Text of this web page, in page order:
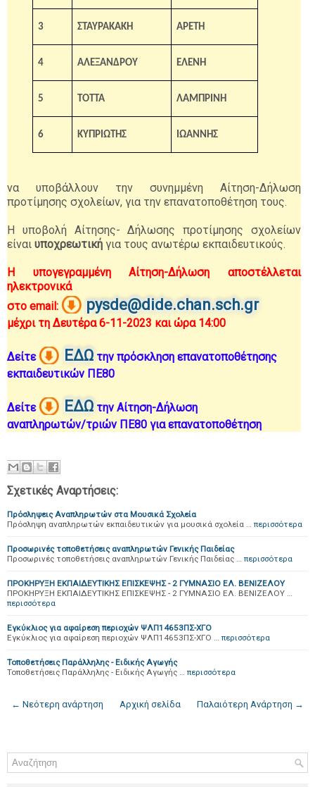
3 ΣΤΑΥΡΑΚΑΚΗ ΑΡΕΤΗ
4 ΑΛΕΞΑΝΔΡΟΥ ΕΛΕΝΗ
5 ΤΟΤΤΑ ΛΑΜΠΡΙΝΗ
6 ΚΥΠΡΙΩΤΗΣ ΙΩΑΝΝΗΣ
να υποβάλλουν την συνημμένη Αίτηση-Δήλωση
προτίμησης σχολείων, για την επανατοποθέτηση τους.
Η υποβολή Αίτησης- Δήλωσης προτίμησης σχολείων
είναι υποχρεωτική για τους ανωτέρω εκπαιδευτικούς.
Η υπογεγραμμένη Αίτηση-Δήλωση αποστέλλεται
ηλεκτρονικά
στο email:
pysde@dide.chan.sch.gr
μέχρι τη Δευτέρα 6-11-2023 και ώρα 14:00
Δείτε ΕΔΩ την πρόσκληση επανατοποθέτησης
εκπαιδευτικών ΠΕ80
Δείτε ΕΔΩ την Αίτηση-Δήλωση
αναπληρωτών/τριών ΠΕ80 για επανατοποθέτηση
Σχετικές Αναρτήσεις:
Πρόσληψεις Αναπληρωτών στα Μουσικά Σχολεία
Πρόσληψη αναπληρωτών εκπαιδευτικών για μουσικά σχολεία … περισσότερα
Προσωρινές τοποθετήσεις αναπληρωτών Γενικής Παιδείας
Προσωρινές τοποθετήσεις αναπληρωτών Γενικής Παιδείας … περισσότερα
ΠΡΟΚΗΡΥΞΗ ΕΚΠΑΙΔΕΥΤΙΚΗΣ ΕΠΙΣΚΕΨΗΣ - 2 ΓΥΜΝΑΣΙΟ ΕΛ. ΒΕΝΙΖΕΛΟΥ
ΠΡΟΚΗΡΥΞΗ ΕΚΠΑΙΔΕΥΤΙΚΗΣ ΕΠΙΣΚΕΨΗΣ - 2 ΓΥΜΝΑΣΙΟ ΕΛ. ΒΕΝΙΖΕΛΟΥ …
περισσότερα
Εγκύκλιος για αφαίρεση περιοχών ΨΛΠ14653ΠΣ-ΧΓΟ
Εγκύκλιος για αφαίρεση περιοχών ΨΛΠ14653ΠΣ-ΧΓΟ … περισσότερα
Τοποθετήσεις Παράλληλης - Ειδικής Αγωγής
Τοποθετήσεις Παράλληλης - Ειδικής Αγωγής … περισσότερα
← Νεότερη ανάρτηση Παλαιότερη Ανάρτηση →
Αρχική σελίδα